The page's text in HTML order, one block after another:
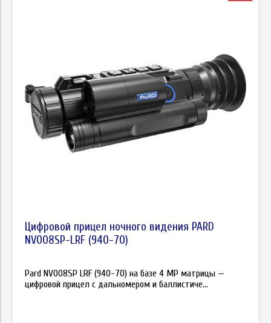
Цифровой прицел ночного видения PARD
NV008SP-LRF (940-70)
Pard NV008SP LRF (940-70) на базе 4 MP матрицы —
цифровой прицел с дальномером и баллистиче...